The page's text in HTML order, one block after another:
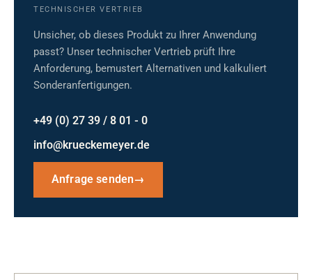
TECHNISCHER VERTRIEB
Unsicher, ob dieses Produkt zu Ihrer Anwendung
passt? Unser technischer Vertrieb prüft Ihre
Anforderung, bemustert Alternativen und kalkuliert
Sonderanfertigungen.
+49 (0) 27 39 / 8 01 - 0
info@krueckemeyer.de
Anfrage senden→